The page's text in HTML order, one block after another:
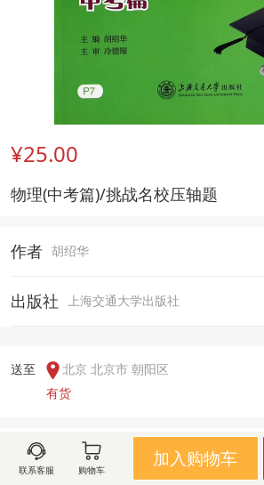
¥25.00
物理(中考篇)/挑战名校压轴题
作者 胡绍华
出版社 上海交通大学出版社
送至
北京 北京市 朝阳区
有货
用户评论(
联系客服 购物车
加入购物车